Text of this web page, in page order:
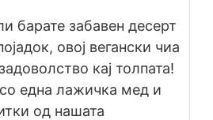
барате забавен десерт
овој вегански чиа
кај толпата!
една лажичка мед и
од нашата